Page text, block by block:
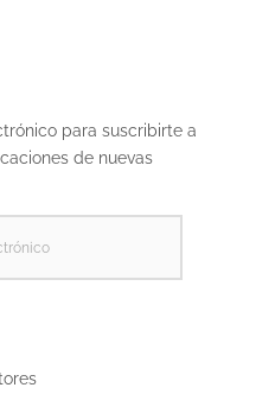
para suscribirte a
de nuevas